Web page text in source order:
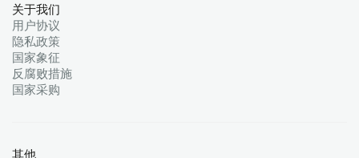
关于我们
用户协议
隐私政策
国家象征
反腐败措施
国家采购
其他